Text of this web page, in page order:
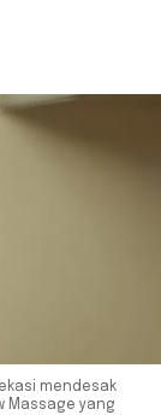
mendesak
Massage yang